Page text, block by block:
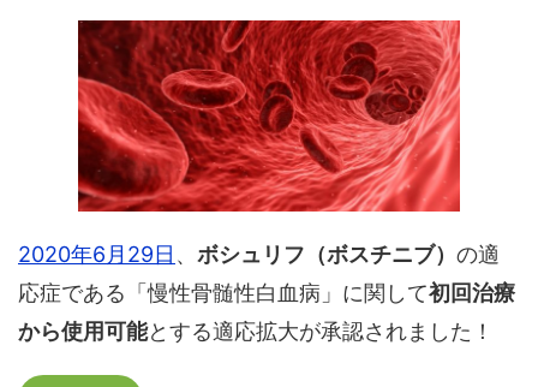
2020年6月29日 、 ボシュリフ（ボスチニブ） の適
応症である「慢性骨髄性白血病」に関して初回治療
から使用可能とする適応拡大が承認されました！